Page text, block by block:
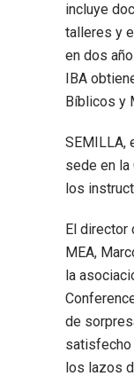
incluye
talleres y
en dos
IBA
Bíblicos y
SEMILLA,
sede en la
los
El
MEA,
la
de
los lazos